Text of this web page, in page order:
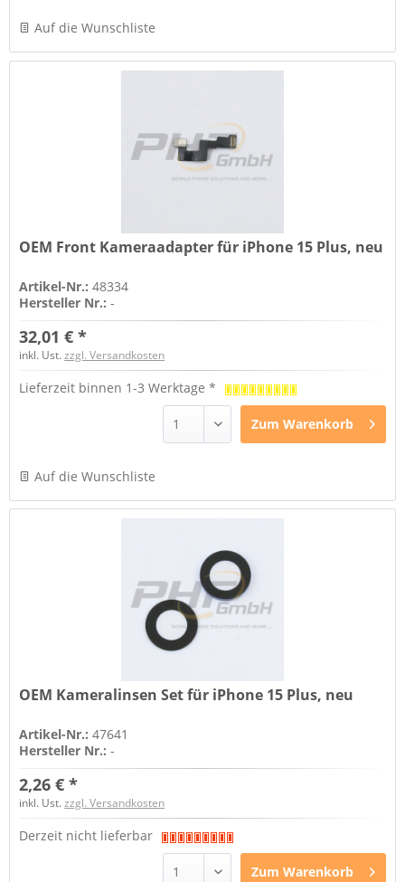
Auf die Wunschliste
OEM Front Kameraadapter für iPhone 15 Plus, neu
Artikel-Nr.:48334
Hersteller Nr.:-
32,01 € *
inkl. Ust.zzgl. Versandkosten
Lieferzeit binnen 1-3 Werktage *
Zum Warenkorb
Auf die Wunschliste
OEM Kameralinsen Set für iPhone 15 Plus, neu
Artikel-Nr.:47641
Hersteller Nr.:-
2,26 € *
inkl. Ust.zzgl. Versandkosten
Derzeit nicht lieferbar
Zum Warenkorb